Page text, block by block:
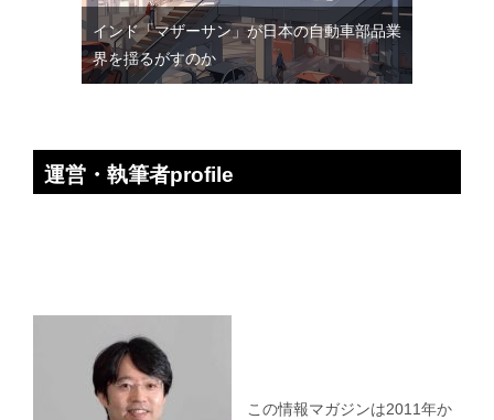
インド「マザーサン」が日本の自動車部品業
界を揺るがすのか
運営・執筆者profile
この情報マガジンは2011年か